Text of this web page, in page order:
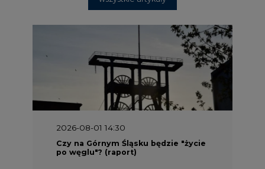
2026-08-01 14:30
Czy na Górnym Śląsku będzie "życie
po węglu"? (raport)